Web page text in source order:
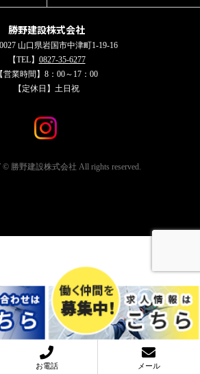
勝野建設株式会社
山口県岩国市中津町1-19-16
【TEL】 0827-35-6277
【営業時間】8：00～17：00
【定休日】土日祝
勝野建設株式会社 All rights reserved.
お電話 メール